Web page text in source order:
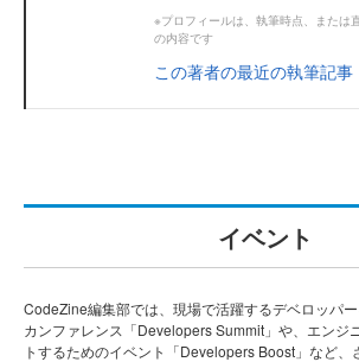
※プロフィールは、執筆時点、または
の内容です
この著者の最近の執筆記事
イベント
CodeZine編集部では、現場で活躍するデベロッパ
カンファレンス「Developers Summit」や、エンジ
トするためのイベント「Developers Boost」など、